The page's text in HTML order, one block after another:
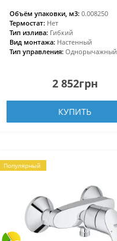
Объём упаковки, м3: 0.008250
Термостат: Нет
Тип излива: Гибкий
Вид монтажа: Настенный
Тип управления: Однорычажный
2 852грн
КУПИТЬ
Популярный